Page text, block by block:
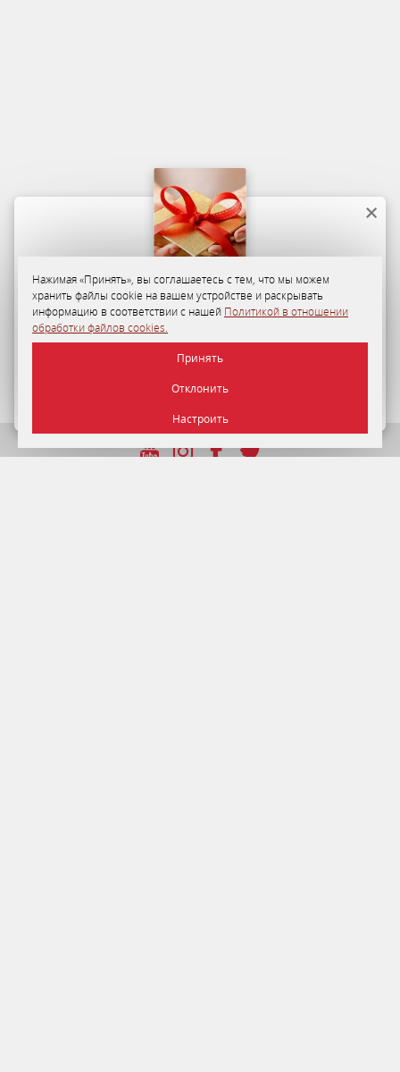
Нажимая «Принять», вы соглашаетесь с тем, что мы можем
хранить файлы cookie на вашем устройстве и раскрывать
информацию в соответствии с нашей Политикой в отношении
обработки файлов cookies.
Принять
Отклонить
Настроить
Программа лояльности
35-50%персональная скидка на размещение в «Отеле
«Минск» для гостей по Программе лояльности.
ПОДРОБНЕЕ